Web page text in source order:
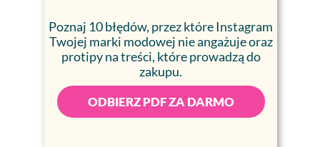
ODBIERZ PDF ZA DARMO
Poznaj 10 błędów, przez które Instagram
Twojej marki modowej nie angażuje oraz
protipy na treści, które prowadzą do
zakupu.